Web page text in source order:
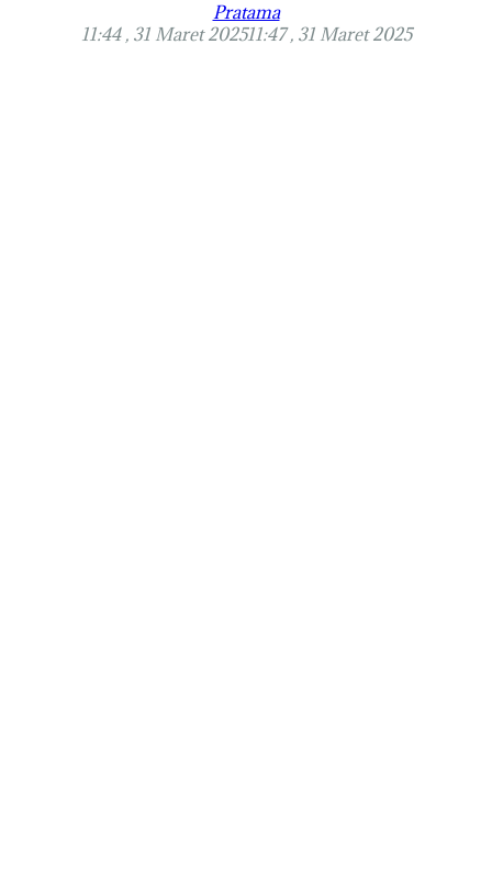
Pratama
11:44 , 31 Maret 202511:47 , 31 Maret 2025